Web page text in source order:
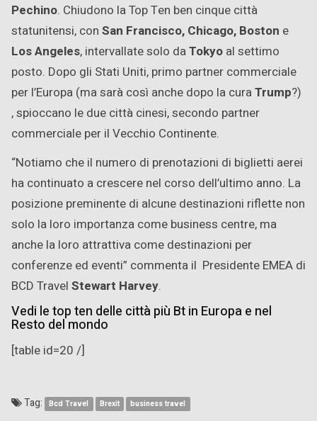
Pechino. Chiudono la Top Ten ben cinque città
statunitensi, con San Francisco, Chicago, Boston e
Los Angeles, intervallate solo daTokyo al settimo
posto. Dopo gli Stati Uniti, primo partner commerciale
per l’Europa (ma sarà così anche dopo la curaTrump?)
, spioccano le due città cinesi, secondo partner
commerciale per il Vecchio Continente.
“Notiamo che il numero di prenotazioni di biglietti aerei
ha continuato a crescere nel corso dell’ultimo anno. La
posizione preminente di alcune destinazioni riflette non
solo la loro importanza come business centre, ma
anche la loro attrattiva come destinazioni per
conferenze ed eventi” commenta il Presidente EMEA di
BCD Travel Stewart Harvey.
Vedi le top ten delle città più Bt in Europa e nel
Resto del mondo
[table id=20 /]
Tag: Bcd Travel Brexit business travel